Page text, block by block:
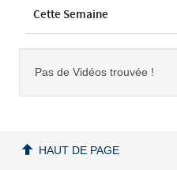
Cette Semaine
Pas de Vidéos trouvée !
HAUT DE PAGE